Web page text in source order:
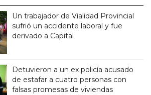
Un trabajador de Vialidad Provincial
sufrió un accidente laboral y fue
derivado a Capital
Detuvieron a un ex policía acusado
de estafar a cuatro personas con
falsas promesas de viviendas